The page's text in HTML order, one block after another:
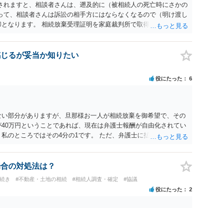
ますと、相談者さんは、遡及的に（被相続人の死亡時にさかの
、相談者さんは訴訟の相手方にはならなくなるので（明け渡し
なります。 相続放棄受理証明を家庭裁判所で取得し、コピーを
の日は差支え（用事があり出席できない）との記載で十分で
、ｍｉｎｔｓでの提出の必要は無いと思います。郵送（期限ま
るが妥当か知りたい
役にたった 6
部分がありますが、旦那様お一人が相続放棄を御希望で、その
万円ということであれば、現在は弁護士報酬が自由化されてい
のところではその4分の1です。 ただ、弁護士に払う手数料とは
に対する手数料ですが、旦那様の収入や財産にもよりますが、
を予約して受任してもらうのが一番安上がりでしょう。数万円
のことを考えると、来週早々すぐにでも御連絡する方が良いで
い、あるいは時間がない等であれば、相続を取扱分野としている
せてみることです。相続を扱う弁護士でも相続放棄は比較的安
の対処法は？
き #不動産・土地の相続 #相続人調査・確定 #協議
役にたった 2